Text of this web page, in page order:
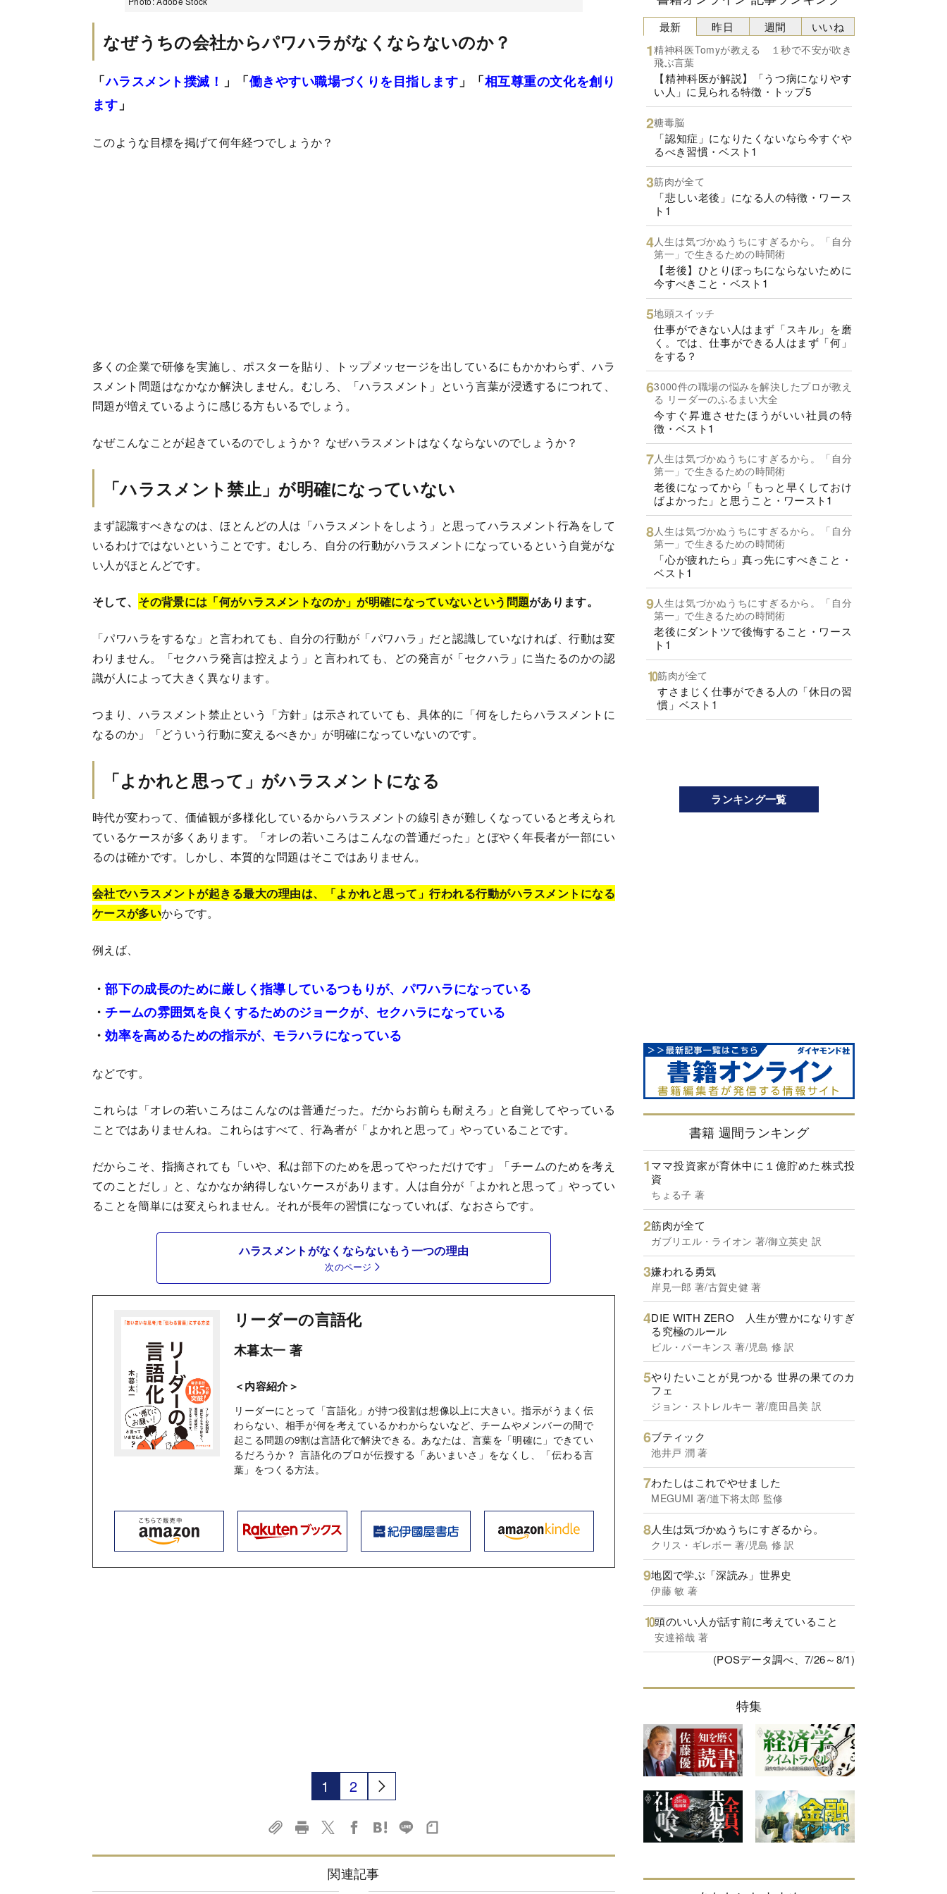
なぜうちの会社からパワハラがなくならないのか？
「ハラスメント撲滅！ 」「働きやすい職場づくりを目指します 」「相互尊重の文化を創り
ます 」
このような目標を掲げて何年経つでしょうか？
多くの企業で研修を実施し、ポスターを貼り、トップメッセージを出しているにもかかわらず、ハラ
スメント問題はなかなか解決しません。むしろ、「ハラスメント」という言葉が浸透するにつれて、
問題が増えているように感じる方もいるでしょう。
なぜこんなことが起きているのでしょうか？ なぜハラスメントはなくならないのでしょうか？
「ハラスメント禁止」が明確になっていない
まず認識すべきなのは、ほとんどの人は「ハラスメントをしよう」と思ってハラスメント行為をして
いるわけではないということです。むしろ、自分の行動がハラスメントになっているという自覚がな
い人がほとんどです。
そして、 その背景には「何がハラスメントなのか」が明確になっていないという問題があります。
「パワハラをするな」と言われても、自分の行動が「パワハラ」だと認識していなければ、行動は変
わりません。「セクハラ発言は控えよう」と言われても、どの発言が「セクハラ」に当たるのかの認
識が人によって大きく異なります。
つまり、ハラスメント禁止という「方針」は示されていても、具体的に「何をしたらハラスメントに
なるのか」「どういう行動に変えるべきか」が明確になっていないのです。
「よかれと思って」がハラスメントになる
時代が変わって、価値観が多様化しているからハラスメントの線引きが難しくなっていると考えられ
ているケースが多くあります。「オレの若いころはこんなの普通だった」とぼやく年長者が一部にい
るのは確かです。しかし、本質的な問題はそこではありません。
会社でハラスメントが起きる最大の理由は、「よかれと思って」行われる行動がハラスメントになる
ケースが多いからです。
例えば、
・部下の成長のために厳しく指導しているつもりが、パワハラになっている
・ チームの雰囲気を良くするためのジョークが、セクハラになっている
・効率を高めるための指示が、モラハラになっている
などです。
これらは「オレの若いころはこんなのは普通だった。だからお前らも耐えろ」と自覚してやっている
ことではありませんね。これらはすべて、行為者が「よかれと思って」やっていることです。
だからこそ、指摘されても「いや、私は部下のためを思ってやっただけです」「チームのためを考え
てのことだし」と、なかなか納得しないケースがあります。人は自分が「よかれと思って」やってい
ることを簡単には変えられません。それが長年の習慣になっていれば、なおさらです。
ハラスメントがなくならないもう一つの理由
次のページ
リーダーの言語化
木暮太一 著
＜内容紹介＞
リーダーにとって「言語化」が持つ役割は想像以上に大きい。指示がうまく伝
わらない、相手が何を考えているかわからないなど、チームやメンバーの間で
起こる問題の9割は言語化で解決できる。あなたは、言葉を「明確に」できてい
るだろうか？ 言語化のプロが伝授する「あいまいさ」をなくし、「伝わる言
葉」をつくる方法。
1 2
関連記事
最新
精神科医Tomyが教える １秒で不安が吹き
飛ぶ言葉
【精神科医が解説】「うつ病になりやす
い人」に見られる特徴・トップ5
糖毒脳
「認知症」になりたくないなら今すぐや
るべき習慣・ベスト1
筋肉が全て
「悲しい老後」になる人の特徴・ワース
ト1
人生は気づかぬうちにすぎるから。「自分
第一」で生きるための時間術
【老後】ひとりぼっちにならないために
今すべきこと・ベスト1
地頭スイッチ
仕事ができない人はまず「スキル」を磨
く。では、仕事ができる人はまず「何」
をする？
3000件の職場の悩みを解決したプロが教え
る リーダーのふるまい大全
今すぐ昇進させたほうがいい社員の特
徴・ベスト1
人生は気づかぬうちにすぎるから。「自分
第一」で生きるための時間術
老後になってから「もっと早くしておけ
ばよかった」と思うこと・ワースト1
人生は気づかぬうちにすぎるから。「自分
第一」で生きるための時間術
「心が疲れたら」真っ先にすべきこと・
ベスト1
人生は気づかぬうちにすぎるから。「自分
第一」で生きるための時間術
老後にダントツで後悔すること・ワース
ト1
筋肉が全て
すさまじく仕事ができる人の「休日の習
慣」ベスト1
昨日 週間 いいね
ランキング一覧
書籍 週間ランキング
ママ投資家が育休中に１億貯めた株式投
資
ちょる子 著
筋肉が全て
ガブリエル・ライオン 著/御立英史 訳
嫌われる勇気
岸見一郎 著/古賀史健 著
DIE WITH ZERO 人生が豊かになりすぎ
る究極のルール
ビル・パーキンス 著/児島 修 訳
やりたいことが見つかる 世界の果てのカ
フェ
ジョン・ストレルキー 著/鹿田昌美 訳
ブティック
池井戸 潤 著
わたしはこれでやせました
MEGUMI 著/道下将太郎 監修
人生は気づかぬうちにすぎるから。
クリス・ギレボー 著/児島 修 訳
地図で学ぶ「深読み」世界史
伊藤 敏 著
頭のいい人が話す前に考えていること
安達裕哉 著
(POSデータ調べ、7/26～8/1)
特集